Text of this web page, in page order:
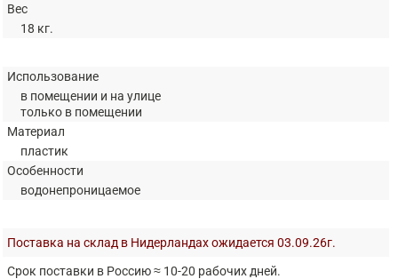
Вес
18 кг.
Использование
в помещении и на улице
только в помещении
Материал
пластик
Особенности
водонепроницаемое
Поставка на склад в Нидерландах ожидается 03.09.26г.
Срок поставки в Россию ≈ 10-20 рабочих дней.